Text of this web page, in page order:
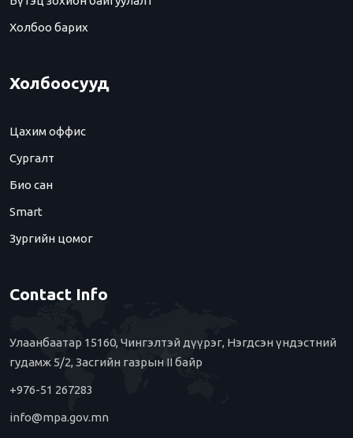
Холбоо барих
Холбоосууд
Цахим оффис
Сургалт
Био сан
Smart
Зургийн цомог
Contact Info
Улаанбаатар 15160, Чингэлтэй дүүрэг, Нэгдсэн үндэстний
гудамж 5/2, Засгийн газрын II байр
+976-51 267283
info@mpa.gov.mn